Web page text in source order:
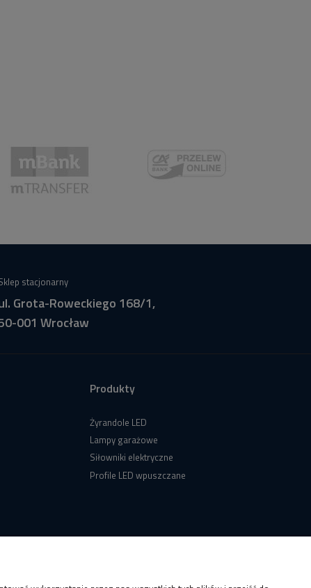
stacjonarny
Grota-Roweckiego 168/1,
001 Wrocław
Produkty
Żyrandole LED
Lampy garażowe
Siłowniki elektryczne
Profile LED wpuszczane